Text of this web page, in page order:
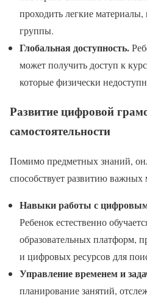
проходить легкие материалы,
группы.
Глобальная доступность.
может получить доступ к
которые физически
Развитие цифровой
самостоятельности
Помимо предметных знаний,
способствует развитию важных
Навыки работы с
Ребенок естественно
образовательных платформ,
и цифровых ресурсов для
Управление временем и
планирование занятий,